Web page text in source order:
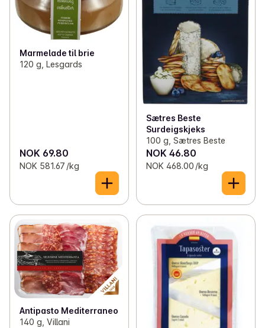
Marmelade til brie
120 g, Lesgards
NOK 69.80
NOK 581.67 /kg
Sætres Beste
Surdeigskjeks
100 g, Sætres Beste
NOK 46.80
NOK 468.00 /kg
Antipasto Mediterraneo
140 g, Villani